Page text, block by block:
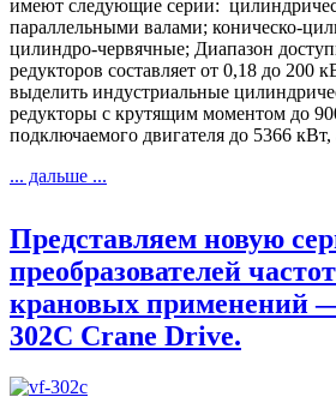
имеют следующие серии:
параллельными валами; коническо-
цилиндро-червячные; Диапазон
редукторов составляет от 0,18 до 200
выделить индустриальные
редукторы с крутящим моментом до
подключаемого двигателя до 5366
... дальше ...
Представляем новую
преобразователей
крановых применений
302C Crane Drive.